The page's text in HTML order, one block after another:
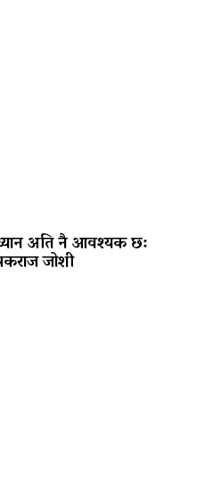
अति नै आवश्यक छ:
जोशी